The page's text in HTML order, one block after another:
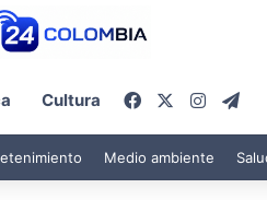
Cultura Facebook
Medio ambiente